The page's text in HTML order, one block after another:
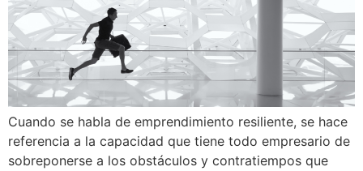
Cuando se habla de emprendimiento resiliente, se hace
referencia a la capacidad que tiene todo empresario de
sobreponerse a los obstáculos y contratiempos que